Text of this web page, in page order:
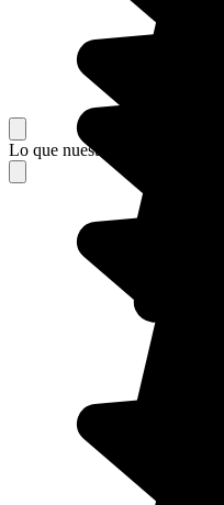
Lo que nuestros viajeros